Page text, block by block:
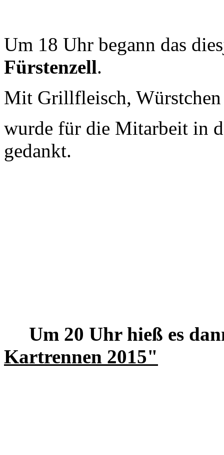
Um 18 Uhr begann das
Fürstenzell.
Mit Grillfleisch, Würstchen
wurde für die Mitarbeit in
gedankt.
Um 20 Uhr hieß es
Kartrennen 2015"